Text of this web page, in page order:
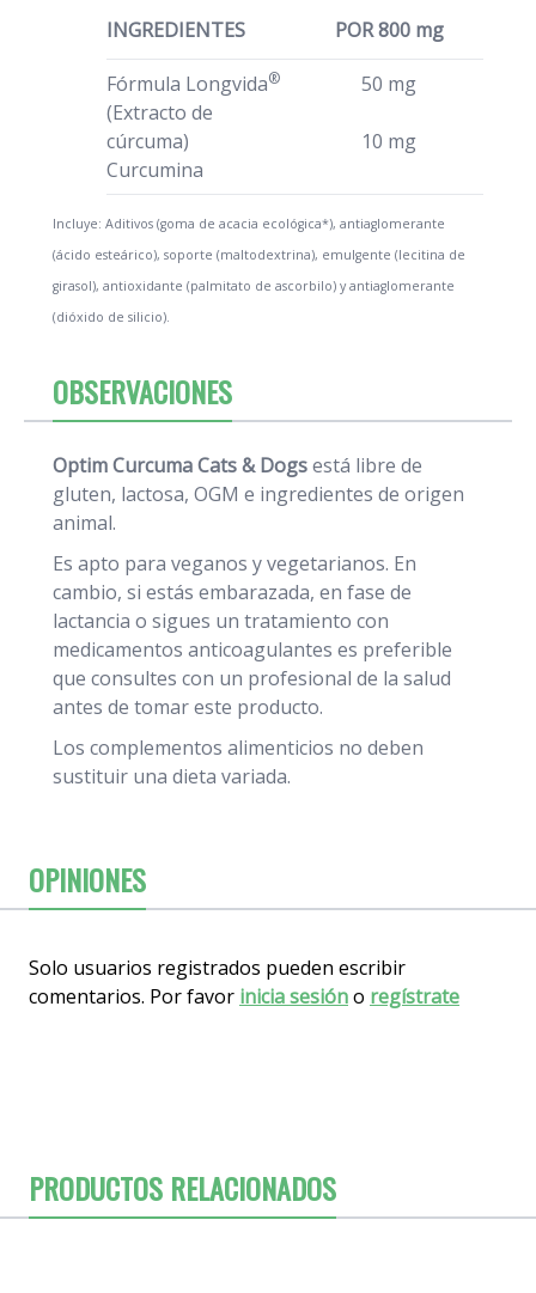
INGREDIENTES POR 800 mg
Fórmula Longvida®
(Extracto de
cúrcuma)
Curcumina
50 mg
10 mg
Incluye: Aditivos (goma de acacia ecológica*), antiaglomerante
(ácido esteárico), soporte (maltodextrina), emulgente (lecitina de
girasol), antioxidante (palmitato de ascorbilo) y antiaglomerante
(dióxido de silicio).
OBSERVACIONES
Optim Curcuma Cats & Dogsestá libre de
gluten, lactosa, OGM e ingredientes de origen
animal.
Es apto para veganos y vegetarianos. En
cambio, si estás embarazada, en fase de
lactancia o sigues un tratamiento con
medicamentos anticoagulantes es preferible
que consultes con un profesional de la salud
antes de tomar este producto.
Los complementos alimenticios no deben
sustituir una dieta variada.
OPINIONES
Solo usuarios registrados pueden escribir
comentarios. Por favor inicia sesióno regístrate
PRODUCTOS RELACIONADOS